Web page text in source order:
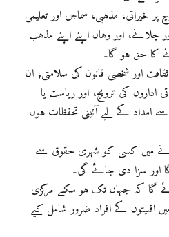
خیراتی، مذہبی، سماجی اور تعلیمی
چلانے، اور وہاں اپنے اپنے مذہب
کا حق ہو گا۔
اور شخصی قانون کی سلامتی؛ ان
اداروں کی ترویج؛ اور ریاست یا
امداد کے لیے آئینی تحفظات ہوں
میں کسی کو شہری حقوق سے
اور سزا دی جائے گی۔
گا کہ جہاں تک ہو سکے مرکزی
اقلیتوں کے افراد ضرور شامل کیے